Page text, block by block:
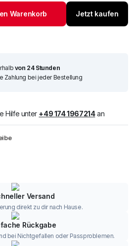
Warenkorb Jetzt kaufen
von 24 Stunden
Zahlung bei jeder Bestellung
Hilfe unter +49 174 1967214an
Versand
direkt zu dir nach Hause.
Rückgabe
bei Nichtgefallen oder Passproblemen.